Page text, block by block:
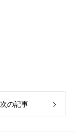
次の記事